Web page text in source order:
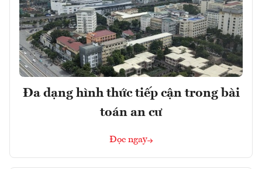
Đa dạng hình thức tiếp cận trong bài
toán an cư
Đọc ngay